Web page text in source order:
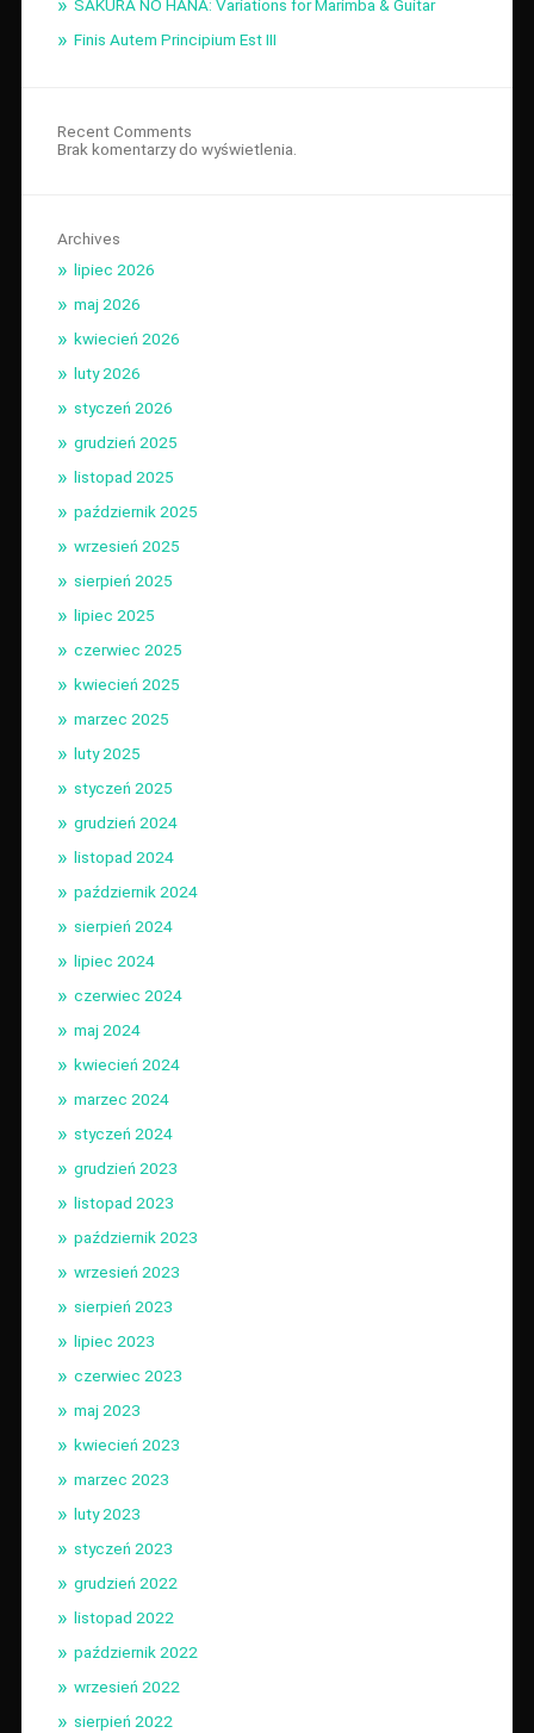
SAKURA NO HANA: Variations for Marimba & Guitar
Finis Autem Principium Est III
Recent Comments
Brak komentarzy do wyświetlenia.
Archives
lipiec 2026
maj 2026
kwiecień 2026
luty 2026
styczeń 2026
grudzień 2025
listopad 2025
październik 2025
wrzesień 2025
sierpień 2025
lipiec 2025
czerwiec 2025
kwiecień 2025
marzec 2025
luty 2025
styczeń 2025
grudzień 2024
listopad 2024
październik 2024
sierpień 2024
lipiec 2024
czerwiec 2024
maj 2024
kwiecień 2024
marzec 2024
styczeń 2024
grudzień 2023
listopad 2023
październik 2023
wrzesień 2023
sierpień 2023
lipiec 2023
czerwiec 2023
maj 2023
kwiecień 2023
marzec 2023
luty 2023
styczeń 2023
grudzień 2022
listopad 2022
październik 2022
wrzesień 2022
sierpień 2022